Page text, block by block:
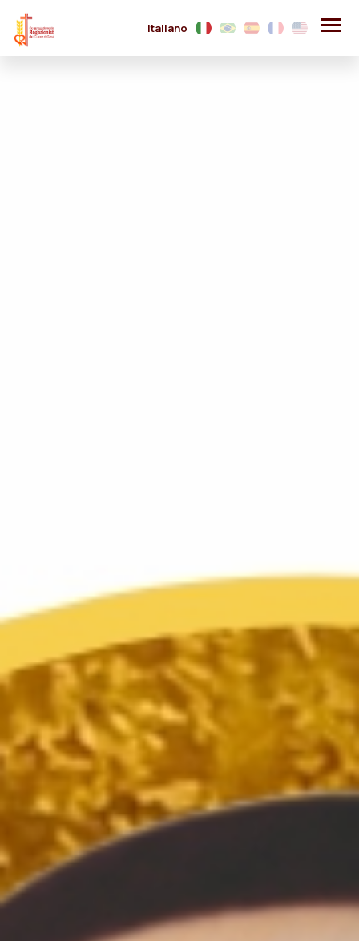
Italiano